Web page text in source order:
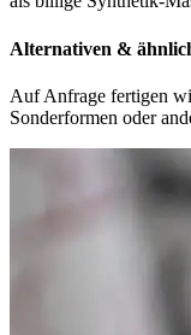
Alternativen &
Auf Anfrage fertigen
Sonderformen oder